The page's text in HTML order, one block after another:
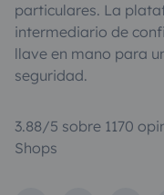
particulares. La
intermediario de
llave en mano para
seguridad.
3.88/5 sobre 1170
Shops